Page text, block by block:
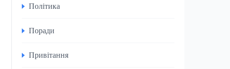
Політика
Поради
Привітання